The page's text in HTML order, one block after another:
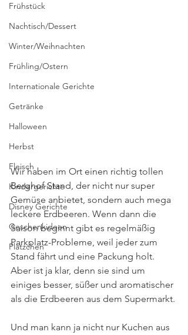
Frühstück
Nachtisch/Dessert
Winter/Weihnachten
Frühling/Ostern
Internationale Gerichte
Getränke
Halloween
Herbst
Fleisch
Kindergerichte
Disney Gerichte
Geschenkideen
Plätzchen
Wir haben im Ort einen richtig tollen
Berghof Stand, der nicht nur super
Gemüse anbietet, sondern auch mega
leckere Erdbeeren. Wenn dann die
Saison beginnt gibt es regelmäßig
Parkplatz-Probleme, weil jeder zum
Stand fährt und eine Packung holt.
Aber ist ja klar, denn sie sind um
einiges besser, süßer und aromatischer
als die Erdbeeren aus dem Supermarkt.
Und man kann ja nicht nur Kuchen aus